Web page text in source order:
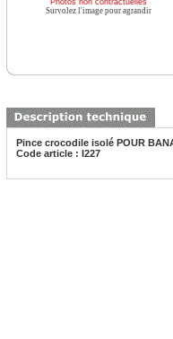
Photos non contractuelles
Survolez l'image pour agrandir
Pince crocodile isolé POUR
Code article : I227